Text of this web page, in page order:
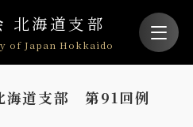
北海道支部
of Japan Hokkaido
海道支部 第91回例